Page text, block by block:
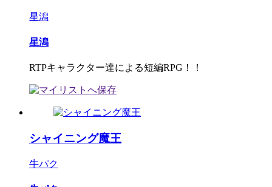
星潟
星潟
RTPキャラクター達による短編RPG！！
シャイニング魔王
牛パク